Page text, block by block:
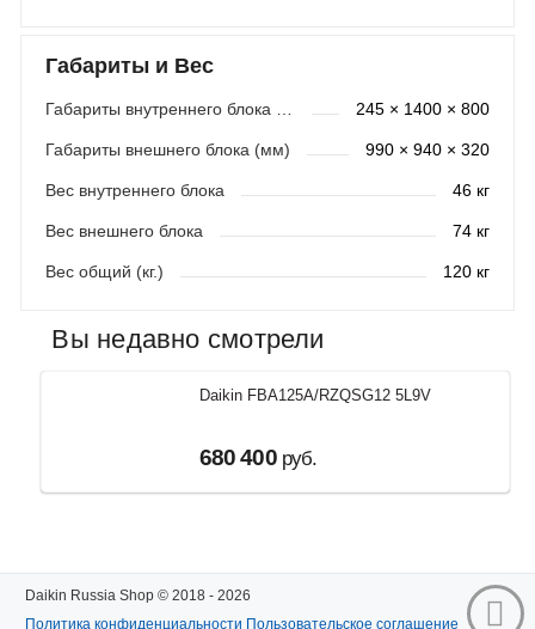
Габариты и Вес
245 × 1400 × 800
Габариты внешнего блока (мм) 990 × 940 × 320
Вес внутреннего блока 46 кг
Вес внешнего блока 74 кг
Вес общий (кг.) 120 кг
Вы недавно смотрели
Daikin FBA125A/RZQSG12 5L9V
680 400 руб.
Daikin Russia Shop © 2018 - 2026
Политика конфиденциальности Пользовательское соглашение